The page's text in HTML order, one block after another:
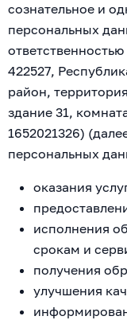
сознательное и
персональных
422527,
район,
здание 31,
1652021326)
персональных
оказания
исполнения
срокам и
получения
улучшения